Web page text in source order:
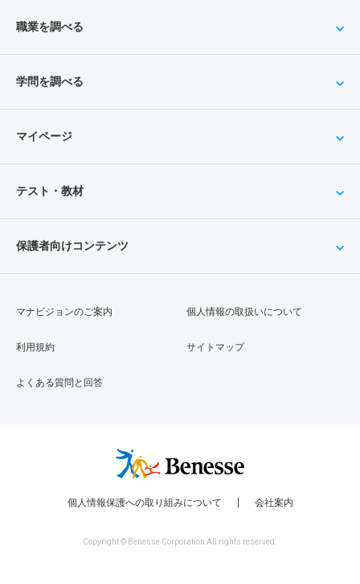
職業を調べる
学問を調べる
マイページ
テスト・教材
保護者向けコンテンツ
マナビジョンのご案内
利用規約
よくある質問と回答
個人情報の取扱いについて
サイトマップ
個人情報保護への取り組みについて 会社案内
Copyright © Benesse Corporation All rights reserved.